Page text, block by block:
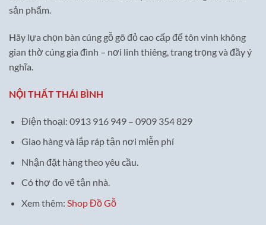
sản phẩm.
Hãy lựa chọn bàn cúng gỗ gõ đỏ cao cấp để tôn vinh không
gian thờ cúng gia đình – nơi linh thiêng, trang trọng và đầy ý
nghĩa.
NỘI THẤT THÁI BÌNH
Điện thoại: 0913 916 949 – 0909 354 829
Giao hàng và lắp ráp tận nơi miễn phí
Nhận đặt hàng theo yêu cầu.
Có thợ đo vẽ tận nhà.
Xem thêm: Shop Đồ Gỗ